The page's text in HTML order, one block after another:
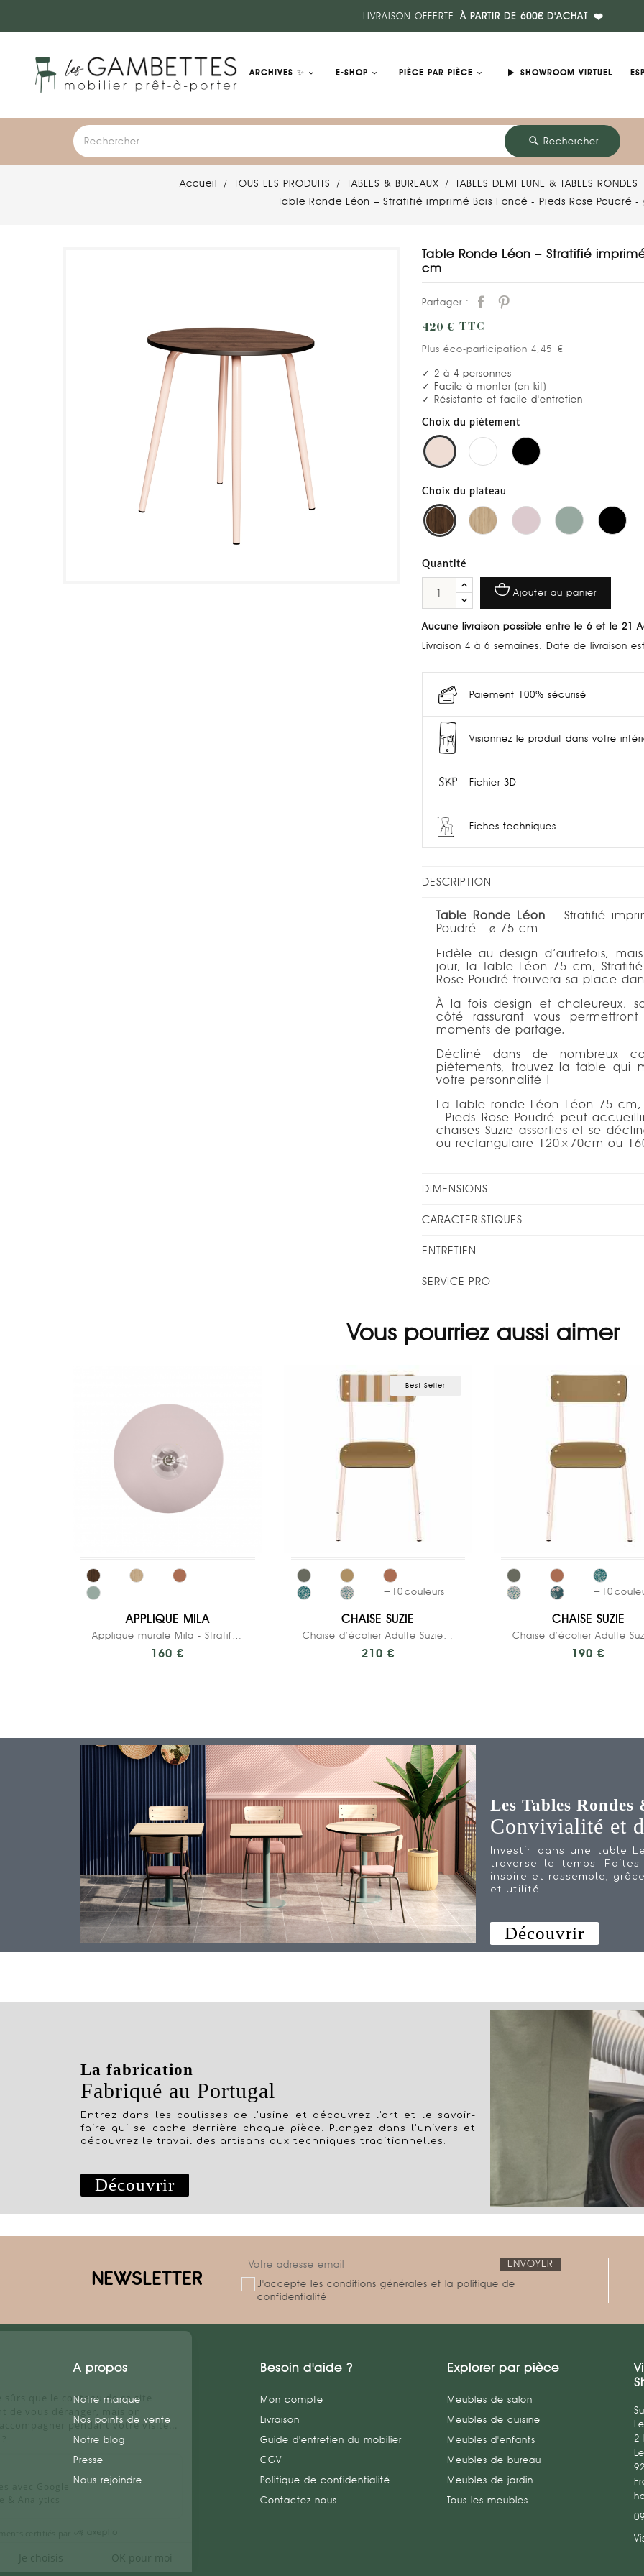
LIVRAISON OFFERTE À PARTIR DE 600€ D'ACHAT ❤️
ARCHIVES ✨ E-SHOP PIÈCE PAR PIÈCE play_arrow SHOWROOM VIRTUEL
search Rechercher
Accueil TOUS LES PRODUITS TABLES & BUREAUX
TABLES DEMI LUNE & TABLES RONDES
Table Ronde Léon – Stratifié imprimé Bois Foncé - Pieds Rose Poudré
Table Ronde Léon – Stratifié
cm
Partager :
420 € TTC
Plus éco-participation 4,45 €
✓ 2 à 4 personnes
✓ Facile à monter (en kit)
✓ Résistante et facile d'entretien
Choix du piètement
Choix du plateau
Quantité
Ajouter au panier
Aucune livraison possible entre le 6 et le 21
Livraison 4 à 6 semaines. Date de livraison
Paiement 100% sécurisé
Visionnez le produit dans votre
Fichier 3D
Fiches techniques
DESCRIPTION
Table Ronde Léon – Stratifié
Poudré - Ø
75 cm
Fidèle au design d’autrefois,
jour, la Table Léon 75 cm,
Rose Poudré trouvera sa place
À la fois design et chaleureux,
côté rassurant vous
moments de partage.
Décliné dans de nombreux
piétements, trouvez la table qui
votre personnalité !
La Table ronde Léon Léon 75
- Pieds Rose Poudré peut
chaises Suzie assorties et se
ou rectangulaire 120×70cm ou
DIMENSIONS
CARACTERISTIQUES
ENTRETIEN
SERVICE PRO
Vous pourriez aussi aimer
APPLIQUE MILA
Applique murale Mila - Stratifié Uni Rose Poudré
160 €
Best Seller
+10couleurs
CHAISE SUZIE
Chaise d’écolier Adulte Suzie Stratifié Dossier...
210 €
+10
CHAISE SUZIE
190 €
Les Tables
Convivialité et
Investir dans une table
traverse le temps!
inspire et rassemble,
et utilité.
Découvrir
La fabrication
Fabriqué au Portugal
Entrez dans les coulisses de l'usine et découvrez l'art et le savoir-
faire qui se cache derrière chaque pièce. Plongez dans l'univers et
découvrez le travail des artisans aux techniques traditionnelles.
Découvrir
NEWSLETTER
J'accepte les conditions générales et la politique de
confidentialité
A propos
Notre marque
Nos points de vente
Notre blog
Presse
Nous rejoindre
Besoin d'aide ?
Mon compte
Livraison
Guide d'entretien du mobilier
CGV
Politique de confidentialité
Contactez-nous
Explorer par pièce
Meubles de salon
Meubles de cuisine
Meubles d'enfants
Meubles de bureau
Meubles de jardin
Tous les meubles
2
Salut c'est nous...
On a attendu d'être sûrs que le
avant de vous déranger, mais on aimerait bien vous
accompagner pendant votre visite...
C'est OK pour vous ?
Voici pourquoi nous utilisons des
Partage de données avec Google
Non merci Je choisis